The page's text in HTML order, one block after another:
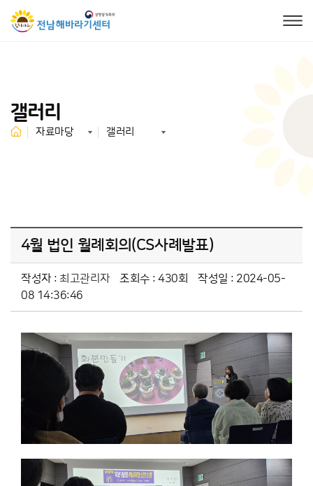
갤러리
자료마당 갤러리
4월 법인 월례회의(CS사례발표)
작성자 : 최고관리자 조회수 : 430회
작성일 : 2024-05-
08 14:36:46